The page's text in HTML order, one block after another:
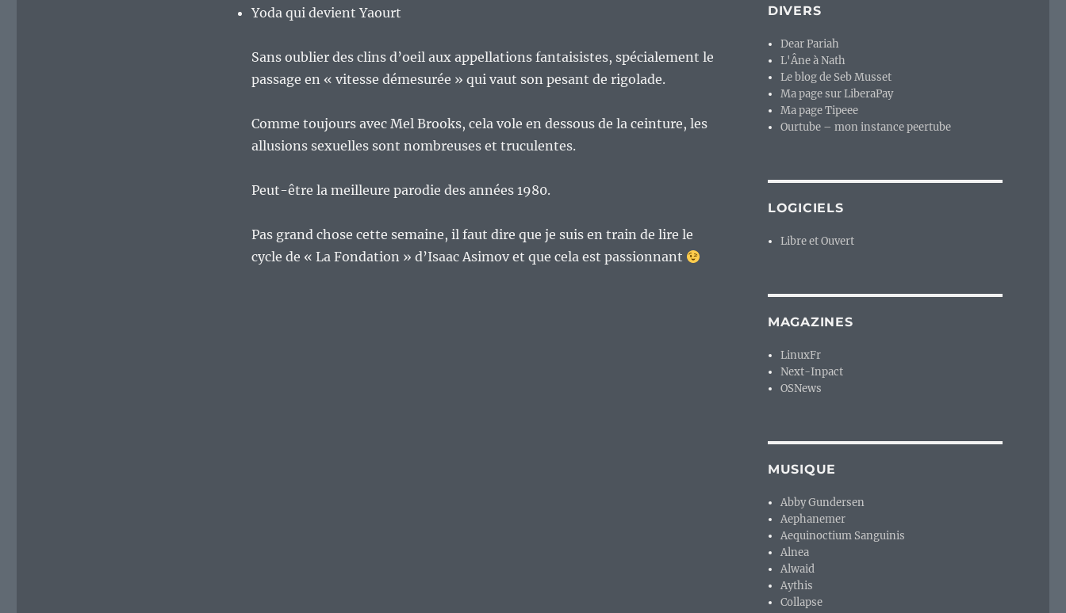
Yoda qui devient Yaourt
Sans oublier des clins d’oeil aux appellations fantaisistes, spécialement le
passage en « vitesse démesurée » qui vaut son pesant de rigolade.
Comme toujours avec Mel Brooks, cela vole en dessous de la ceinture, les
allusions sexuelles sont nombreuses et truculentes.
Peut-être la meilleure parodie des années 1980.
Pas grand chose cette semaine, il faut dire que je suis en train de lire le
cycle de « La Fondation » d’Isaac Asimov et que cela est passionnant
DIVERS
Dear Pariah
L'Âne à Nath
Le blog de Seb Musset
Ma page sur LiberaPay
Ma page Tipeee
Ourtube – mon instance peertube
LOGICIELS
Libre et Ouvert
MAGAZINES
LinuxFr
Next-Inpact
OSNews
MUSIQUE
Abby Gundersen
Aephanemer
Aequinoctium Sanguinis
Alnea
Alwaid
Aythis
Collapse